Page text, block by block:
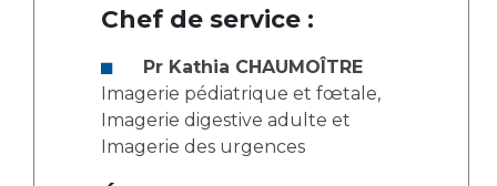
Chef de service :
Pr Kathia CHAUMOÎTRE
Imagerie pédiatrique et fœtale,
Imagerie digestive adulte et
Imagerie des urgences